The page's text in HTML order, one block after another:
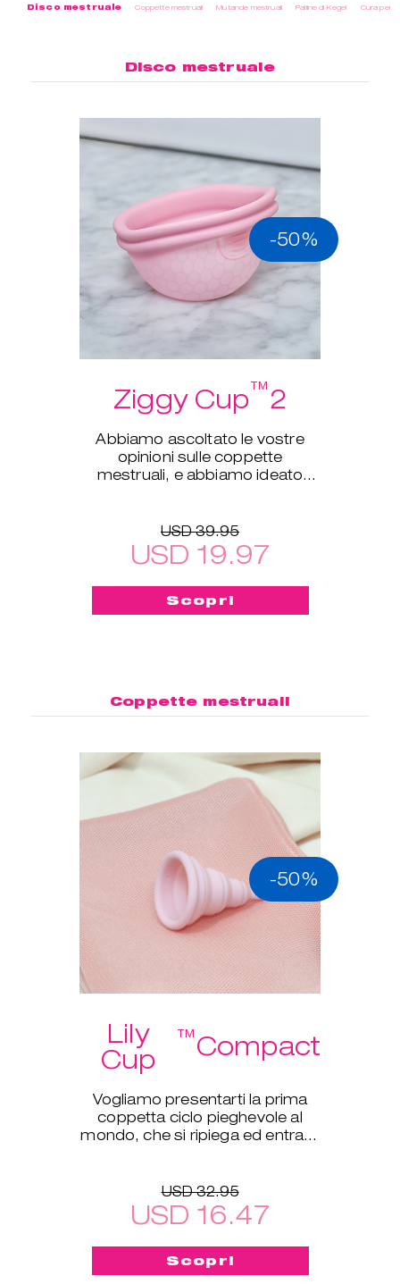
Disco mestruale Coppette mestruali Mutande mestruali Palline di Kegel Cura
Disco mestruale
-50%
Ziggy Cup™2
Abbiamo ascoltato le vostre
opinioni sulle coppette
mestruali, e abbiamo ideato
USD 39.95
USD 19.97
Scopri
Coppette mestruali
-50%
Lily
Cup
™Compact
Vogliamo presentarti la prima
coppetta ciclo pieghevole al
mondo, che si ripiega ed entra in
USD 32.95
USD 16.47
Scopri